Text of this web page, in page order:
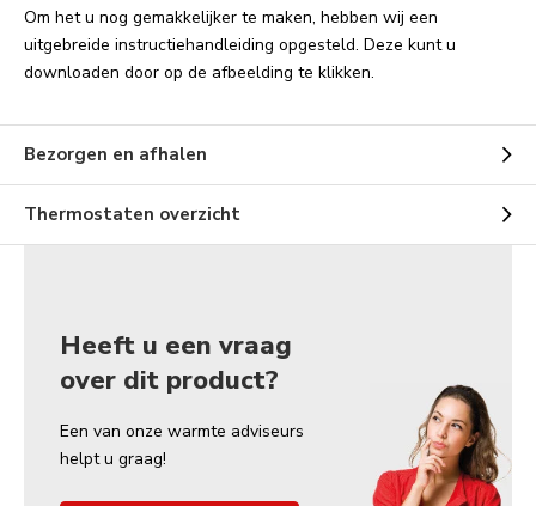
Om het u nog gemakkelijker te maken, hebben wij een
uitgebreide instructiehandleiding opgesteld. Deze kunt u
downloaden door op de afbeelding te klikken.
Bezorgen en afhalen
Thermostaten overzicht
Heeft u een vraag
over dit product?
Een van onze warmte adviseurs
helpt u graag!